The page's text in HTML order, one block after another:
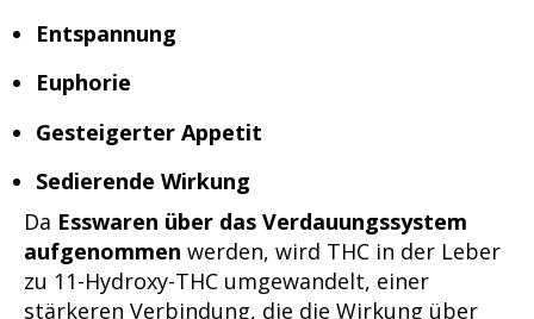
Entspannung
Euphorie
Gesteigerter Appetit
Sedierende Wirkung
Da Esswaren über das Verdauungssystem
aufgenommen werden, wird THC in der Leber
zu 11-Hydroxy-THC umgewandelt, einer
stärkeren Verbindung, die die Wirkung über